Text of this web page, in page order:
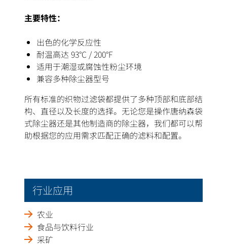
主要特性：
出色的化学反应性
耐温高达 93°C / 200°F
适用于潮湿或腐蚀性粉尘环境
兼容多种除尘器型号
所有标准的织物过滤袋都提供了多种顶部和底部结
构、直径以及长度的选择。无论您是操作唐纳森袋
式除尘器还是其他制造商的除尘器，我们都可以帮
助根据您的应用需求匹配正确的滤料和配置。
行业应用
农业
食品与饮料行业
采矿